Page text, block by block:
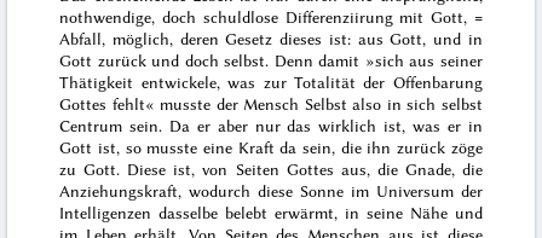
nothwendige, doch schuldlose Differenziirung mit Gott, =
Abfall, möglich, deren Gesetz dieses ist: aus Gott, und in
Gott zurück und doch selbst. Denn damit »sich aus seiner
Thätigkeit entwickele, was zur Totalität der Offenbarung
Gottes fehlt« musste der Mensch Selbst also in sich selbst
Centrum sein. Da er aber nur das wirklich ist, was er in
Gott ist, so musste eine Kraft da sein, die ihn zurück zöge
zu Gott. Diese ist, von Seiten Gottes aus, die Gnade, die
Anziehungskraft, wodurch diese Sonne im Universum der
Intelligenzen dasselbe belebt erwärmt, in seine Nähe und